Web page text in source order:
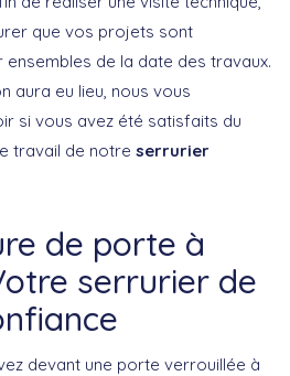
que vos projets sont
de la date des travaux.
aura eu lieu, nous vous
si vous avez été satisfaits du
travail de notre serrurier
de porte à
serrurier de
devant une porte verrouillée à